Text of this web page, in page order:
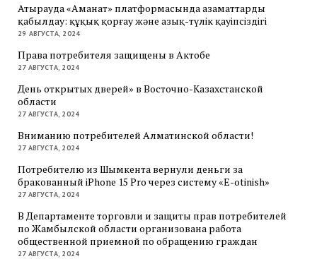
Атырауда «Аманат» платформасында азаматтарды
қабылдау: құқық қорғау және азық-түлік қауіпсіздігі
29 АВГУСТА, 2024
Права потребителя защищены в Актобе
27 АВГУСТА, 2024
День открытых дверей» в Восточно-Казахстанской
области
27 АВГУСТА, 2024
Вниманию потребителей Алматинской области!
27 АВГУСТА, 2024
Потребителю из Шымкента вернули деньги за
бракованный iPhone 15 Pro через систему «E-otinish»
27 АВГУСТА, 2024
В Департаменте торговли и защиты прав потребителей
по Жамбылской области организована работа
общественной приемной по обращению граждан
27 АВГУСТА, 2024